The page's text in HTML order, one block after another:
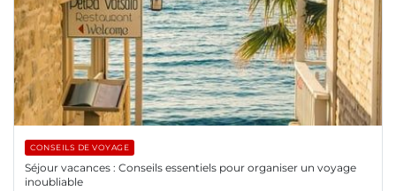
CONSEILS DE VOYAGE
Séjour vacances : Conseils essentiels pour organiser un voyage
inoubliable